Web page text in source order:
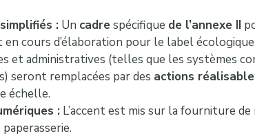
:Un cadrespécifique de l’annexe II
en cours d’élaboration pour le label écologique
et administratives (telles que les systèmes
seront remplacées par des actions
échelle.
:L’accent est mis sur la fourniture